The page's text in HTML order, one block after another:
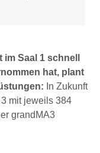
Saal 1 schnell
hat, plant
In Zukunft
mit jeweils 384
grandMA3